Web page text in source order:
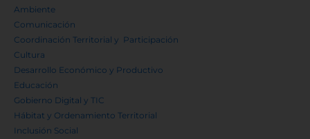
Ambiente
Comunicación
Coordinación Territorial y Participación
Cultura
Desarrollo Económico y Productivo
Educación
Gobierno Digital y TIC
Hábitat y Ordenamiento Territorial
Inclusión Social